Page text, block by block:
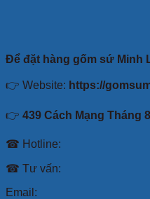
Để đặt hàng gốm sứ Minh
👉 Website: https://
👉 439 Cách Mạng Tháng
☎ Hotline:
☎ Tư vấn:
Email: